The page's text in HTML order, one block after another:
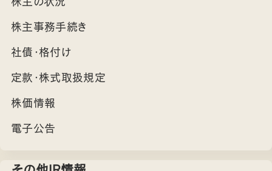
株主事務手続き
社債・格付け
定款・株式取扱規定
株価情報
電子公告